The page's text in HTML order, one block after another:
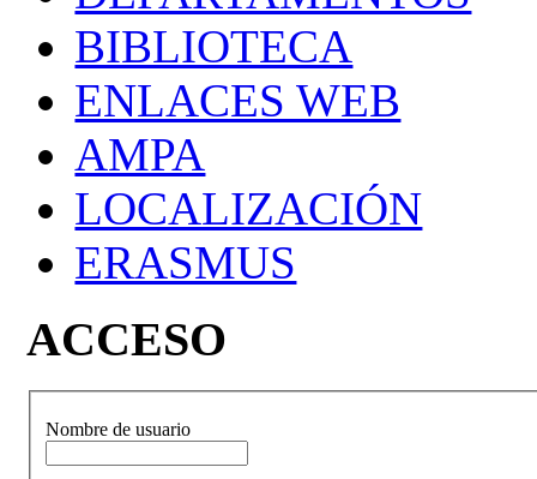
BIBLIOTECA
ENLACES WEB
AMPA
LOCALIZACIÓN
ERASMUS
ACCESO
Nombre de usuario